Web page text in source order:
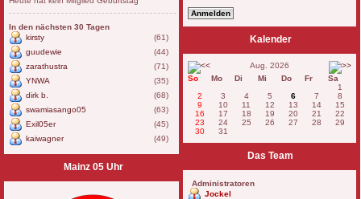
In den nächsten 30 Tagen
kirsty
(61)
guudewie
(44)
zarathustra
(71)
YNWA
(35)
dirk b.
(68)
swamiasango05
(63)
Exil05er
(45)
kaiwagner
(49)
Mainz 05 Uhr
Kalender
Aug. 2026
So
Mo Di Mi Do Fr
Sa
1
2
3 4 5 6 7
8
9
10 11 12 13 14
15
16
17 18 19 20 21
22
23
24 25 26 27 28
29
30
31
Das Team
Administratoren
Jockel